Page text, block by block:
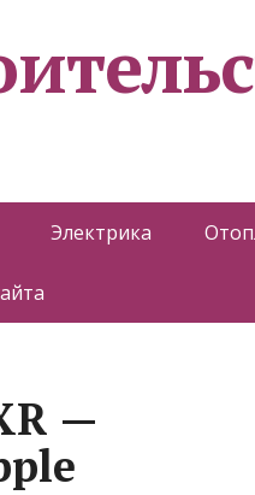
Электрика
—